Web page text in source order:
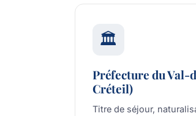
🏛️
Préfecture du Val-
Créteil)
Titre de séjour,